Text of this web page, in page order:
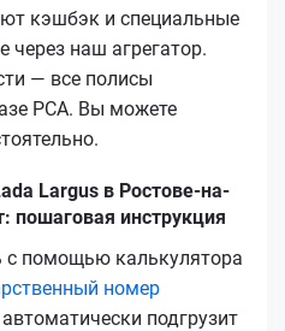
кэшбэк и специальные
через наш агрегатор.
— все полисы
РСА. Вы можете
Largus в Ростове-на-
пошаговая инструкция
с помощью калькулятора
номер
подгрузит